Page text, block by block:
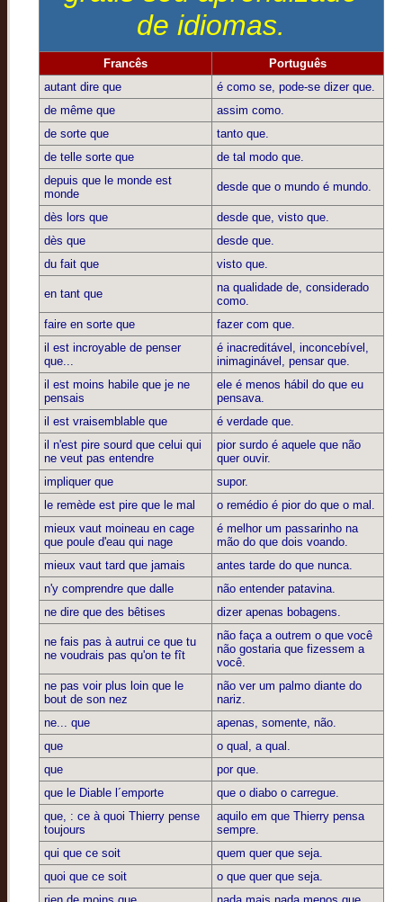
de idiomas.
Francês
Português
autant dire que
é como se, pode-se dizer que.
de même que
assim como.
de sorte que
tanto que.
de telle sorte que
de tal modo que.
depuis que le monde est
monde
desde que o mundo é mundo.
dès lors que
desde que, visto que.
dès que
desde que.
du fait que
visto que.
en tant que
na qualidade de, considerado
como.
faire en sorte que
fazer com que.
il est incroyable de penser
que...
é inacreditável, inconcebível,
inimaginável, pensar que.
il est moins habile que je ne
pensais
ele é menos hábil do que eu
pensava.
il est vraisemblable que
é verdade que.
il n'est pire sourd que celui qui
ne veut pas entendre
pior surdo é aquele que não
quer ouvir.
impliquer que
supor.
le remède est pire que le mal
o remédio é pior do que o mal.
mieux vaut moineau en cage
que poule d'eau qui nage
é melhor um passarinho na
mão do que dois voando.
mieux vaut tard que jamais
antes tarde do que nunca.
n'y comprendre que dalle
não entender patavina.
ne dire que des bêtises
dizer apenas bobagens.
ne fais pas à autrui ce que tu
ne voudrais pas qu'on te fît
não faça a outrem o que você
não gostaria que fizessem a
você.
ne pas voir plus loin que le
bout de son nez
não ver um palmo diante do
nariz.
ne... que
apenas, somente, não.
que
o qual, a qual.
que
por que.
que le Diable l´emporte
que o diabo o carregue.
que, : ce à quoi Thierry pense
toujours
aquilo em que Thierry pensa
sempre.
qui que ce soit
quem quer que seja.
quoi que ce soit
o que quer que seja.